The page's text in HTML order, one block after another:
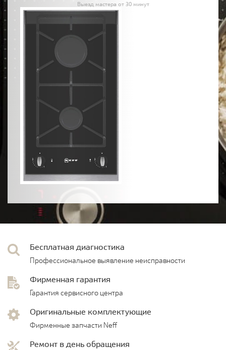
Выезд мастера от 30 минут
Бесплатная диагностика
Профессиональное выявление неисправности
Фирменная гарантия
Гарантия сервисного центра
Оригинальные комплектующие
Фирменные запчасти Neff
Ремонт в день обращения